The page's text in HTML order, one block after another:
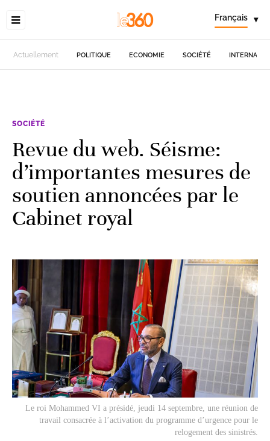
Français ▾
Actuellement POLITIQUE ECONOMIE SOCIÉTÉ
SOCIÉTÉ
Revue du web. Séisme:
d’importantes mesures de
soutien annoncées par le
Cabinet royal
Le roi Mohammed VI a présidé, jeudi 14 septembre, une réunion de
travail consacrée à l’activation du programme d’urgence pour le
relogement des sinistrés.